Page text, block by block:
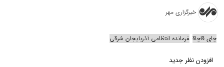
خبرگزاری مهر
چای قاچاق فرمانده انتظامی آذربایجان‌ شرقی
افزودن نظر جدید